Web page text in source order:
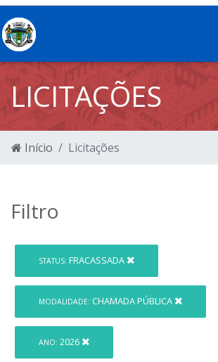
LICITAÇÕES
Início Licitações
Filtro
STATUS: FRACASSADA
MODALIDADE: CHAMADA PÚBLICA
ANO: 2026